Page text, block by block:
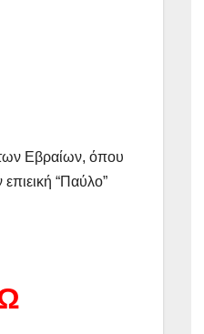
Εβραίων, όπου
“Παύλο”